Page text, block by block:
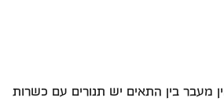
מעבר בין התאים יש תנורים עם כשרות